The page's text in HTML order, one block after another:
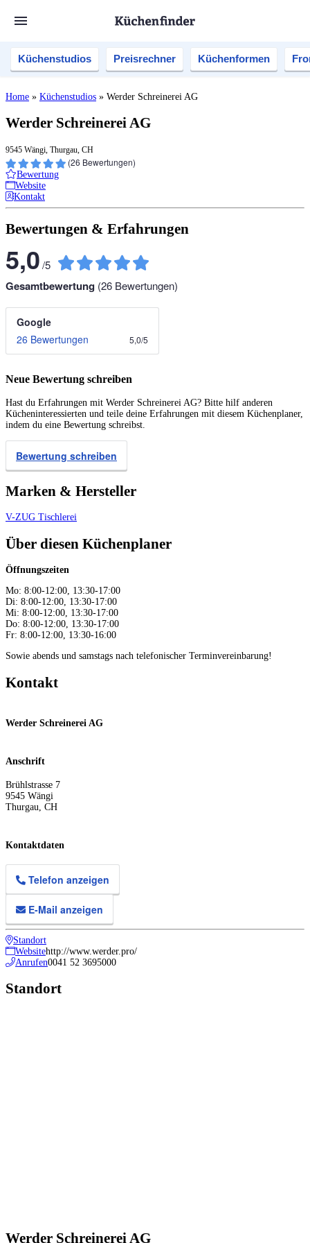
Küchenstudios Preisrechner Küchenformen
Home » Küchenstudios » Werder Schreinerei AG
Werder Schreinerei AG
9545 Wängi, Thurgau, CH
(26 Bewertungen)
Bewertung
Website
Kontakt
Bewertungen & Erfahrungen
5,0/5
Gesamtbewertung (26 Bewertungen)
Google
26 Bewertungen
5,0/5
Neue Bewertung schreiben
Hast du Erfahrungen mit Werder Schreinerei AG? Bitte hilf anderen
Kücheninteressierten und teile deine Erfahrungen mit diesem Küchenplaner,
indem du eine Bewertung schreibst.
Bewertung schreiben
Marken & Hersteller
V-ZUG Tischlerei
Über diesen Küchenplaner
Öffnungszeiten
Mo: 8:00-12:00, 13:30-17:00
Di: 8:00-12:00, 13:30-17:00
Mi: 8:00-12:00, 13:30-17:00
Do: 8:00-12:00, 13:30-17:00
Fr: 8:00-12:00, 13:30-16:00
Sowie abends und samstags nach telefonischer Terminvereinbarung!
Kontakt
Werder Schreinerei AG
Anschrift
Brühlstrasse 7
9545 Wängi
Thurgau, CH
Kontaktdaten
Telefon anzeigen
E-Mail anzeigen
Standort
Websitehttp://www.werder.pro/
Anrufen0041 52 3695000
Standort
Werder Schreinerei AG